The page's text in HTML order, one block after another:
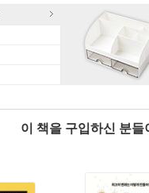
이 책을 구입하신 분